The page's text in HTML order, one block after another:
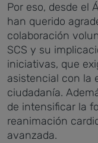
Por eso, desde el
han querido
colaboración
SCS y su
iniciativas, que
asistencial con la
ciudadanía.
de intensificar la
reanimación
avanzada.